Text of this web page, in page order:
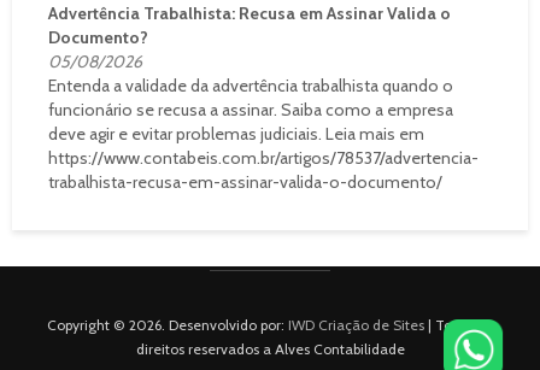
Advertência Trabalhista: Recusa em Assinar Valida o
Documento?
05/08/2026
Entenda a validade da advertência trabalhista quando o
funcionário se recusa a assinar. Saiba como a empresa
deve agir e evitar problemas judiciais. Leia mais em
https://www.contabeis.com.br/artigos/78537/advertencia-
trabalhista-recusa-em-assinar-valida-o-documento/
Copyright © 2026. Desenvolvido por: IWD Criação de Sites | Todos os
direitos reservados a Alves Contabilidade